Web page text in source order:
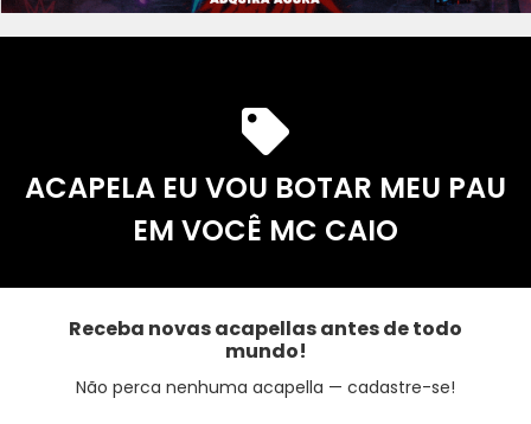
ACAPELA EU VOU BOTAR MEU PAU
EM VOCÊ MC CAIO
Receba novas acapellas antes de todo
mundo!
Não perca nenhuma acapella — cadastre-se!